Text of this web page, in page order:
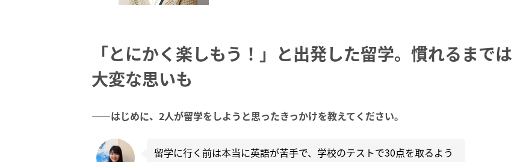
「とにかく楽しもう！」と出発した留学。慣れるまでは
大変な思いも
――はじめに、2人が留学をしようと思ったきっかけを教えてください。
留学に行く前は本当に英語が苦手で、学校のテストで30点を取るよう